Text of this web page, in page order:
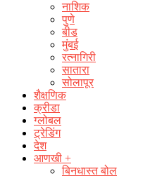
नाशिक
पुणे
बीड
मुंबई
रत्नागिरी
सातारा
सोलापूर
शैक्षणिक
क्रीडा
ग्लोबल
ट्रेडिंग
देश
आणखी +
बिनधास्त बोल